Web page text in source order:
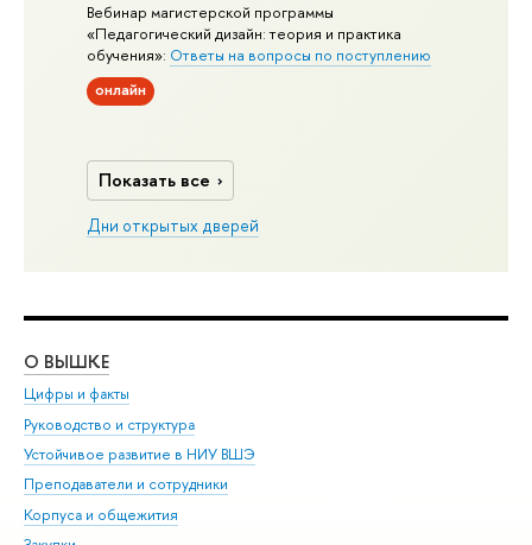
Вебинар магистерской программы
«Педагогический дизайн: теория и практика
обучения»: Ответы на вопросы по поступлению
онлайн
Показать все
Дни открытых дверей
О ВЫШКЕ
Цифры и факты
Руководство и структура
Устойчивое развитие в НИУ ВШЭ
Преподаватели и сотрудники
Корпуса и общежития